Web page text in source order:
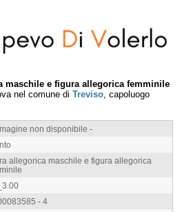
maschile e figura allegorica femminile
nel comune di Treviso, capoluogo
non disponibile -
allegorica maschile e figura allegorica
- 4